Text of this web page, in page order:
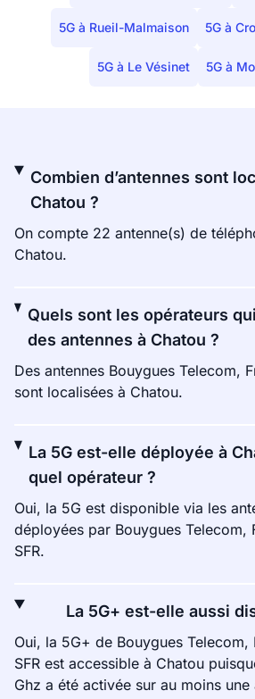
5G à Rueil-Malmaison 5G à
5G à Le Vésinet 5G à
Combien d’antennes sont
Chatou ?
On compte 22 antenne(s) de
Chatou.
Quels sont les opérateurs
des antennes à Chatou ?
Des antennes Bouygues Telecom,
sont localisées à Chatou.
La 5G est-elle déployée à
quel opérateur ?
Oui, la 5G est disponible via les
déployées par Bouygues Telecom,
SFR.
La 5G+ est-elle aussi
Oui, la 5G+ de Bouygues Telecom,
SFR est accessible à Chatou
Ghz a été activée sur au moins une